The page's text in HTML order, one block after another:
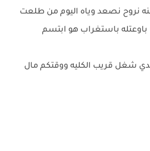
نصعد وياه اليوم من طلعت
باوعتله باستغراب هو ابتسم
شغل قريب الكليه ووقتكم مال